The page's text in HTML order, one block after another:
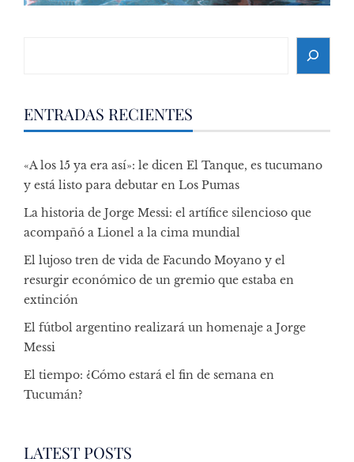
ENTRADAS RECIENTES
«A los 15 ya era así»: le dicen El Tanque, es tucumano
y está listo para debutar en Los Pumas
La historia de Jorge Messi: el artífice silencioso que
acompañó a Lionel a la cima mundial
El lujoso tren de vida de Facundo Moyano y el
resurgir económico de un gremio que estaba en
extinción
El fútbol argentino realizará un homenaje a Jorge
Messi
El tiempo: ¿Cómo estará el fin de semana en
Tucumán?
LATEST POSTS